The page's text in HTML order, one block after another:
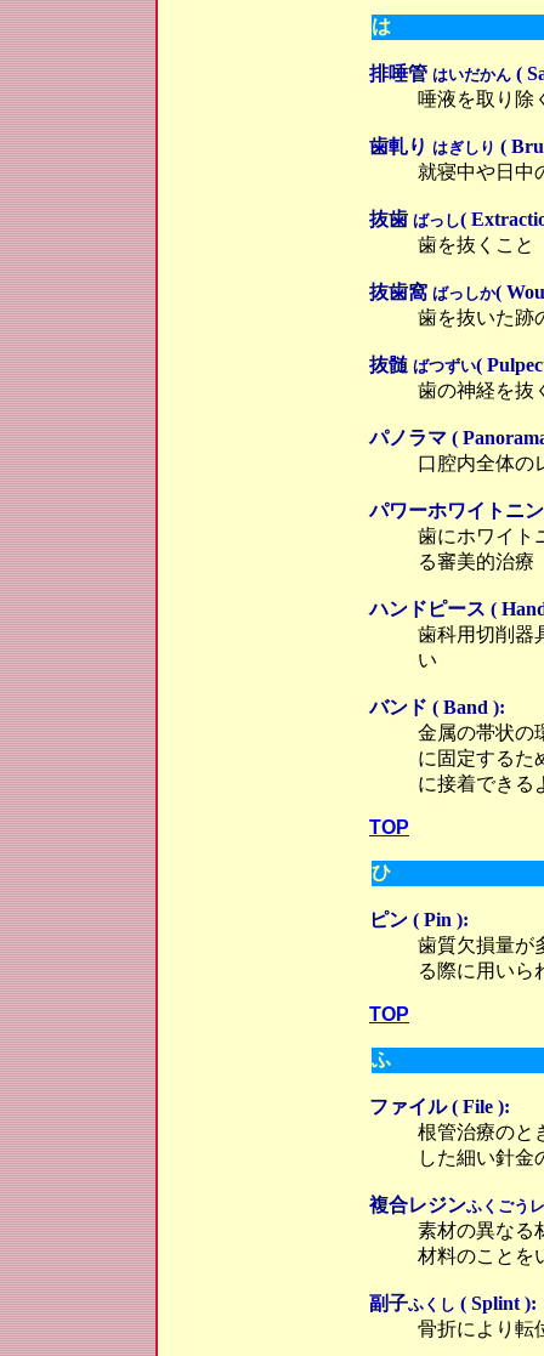
は
排唾管 はいだかん (
唾液を取り除
歯軋り はぎしり (
就寝中や日中
抜歯 ばっし(
歯を抜くこと
抜歯窩 ばっしか(
歯を抜いた跡
抜髄 ばつずい(
歯の神経を抜
パノラマ (
口腔内全体の
パワーホワイトニ
歯にホワイト
る審美的治療
ハンドピース (
歯科用切削器
い
バンド ( Band ):
金属の帯状の
に固定するた
に接着できる
TOP
ひ
ピン ( Pin ):
歯質欠損量が
る際に用いら
TOP
ふ
ファイル ( File ):
根管治療のと
した細い針金
複合レジンふくごう
素材の異なる
材料のことを
副子ふくし ( Splint ):
骨折により転